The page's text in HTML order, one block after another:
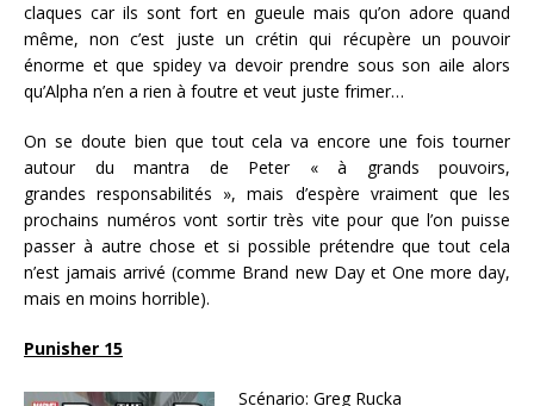
claques car ils sont fort en gueule mais qu’on adore quand
même, non c’est juste un crétin qui récupère un pouvoir
énorme et que spidey va devoir prendre sous son aile alors
qu’Alpha n’en a rien à foutre et veut juste frimer…
On se doute bien que tout cela va encore une fois tourner
autour du mantra de Peter « à grands pouvoirs,
grandes responsabilités », mais d’espère vraiment que les
prochains numéros vont sortir très vite pour que l’on puisse
passer à autre chose et si possible prétendre que tout cela
n’est jamais arrivé (comme Brand new Day et One more day,
mais en moins horrible).
Punisher 15
Scénario: Greg Rucka